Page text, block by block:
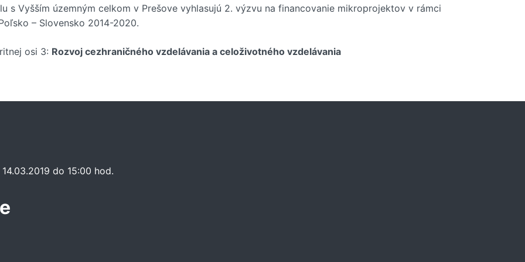
s Vyšším územným celkom v Prešove vyhlasujú 2. výzvu na financovanie mikroprojektov v rámci
– Slovensko 2014-2020.
osi 3: Rozvoj cezhraničného vzdelávania a celoživotného vzdelávania
do 15:00 hod.